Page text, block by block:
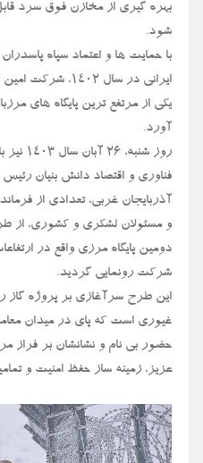
بهره گیری از مخازن فوق سرد
شود.
با حمایت ها و اعتماد سپاه
ایرانی در سال
یکی از مرتفع ترین پایگاه های
آورد.
روز
فناوری و اقتصاد دانش بنیان
آذربایجان غربی، تعدادی از
و مسئولان لشکری و کشوری، از
دومین پایگاه مرزی واقع در
شرکت رونمایی گردید.
این طرح سرآغازی بر پروژه گاز
غیوری است که پای در میدان
حضور بی نام و نشانشان بر فراز
عزیز، زمینه ساز حفظ امنیت و